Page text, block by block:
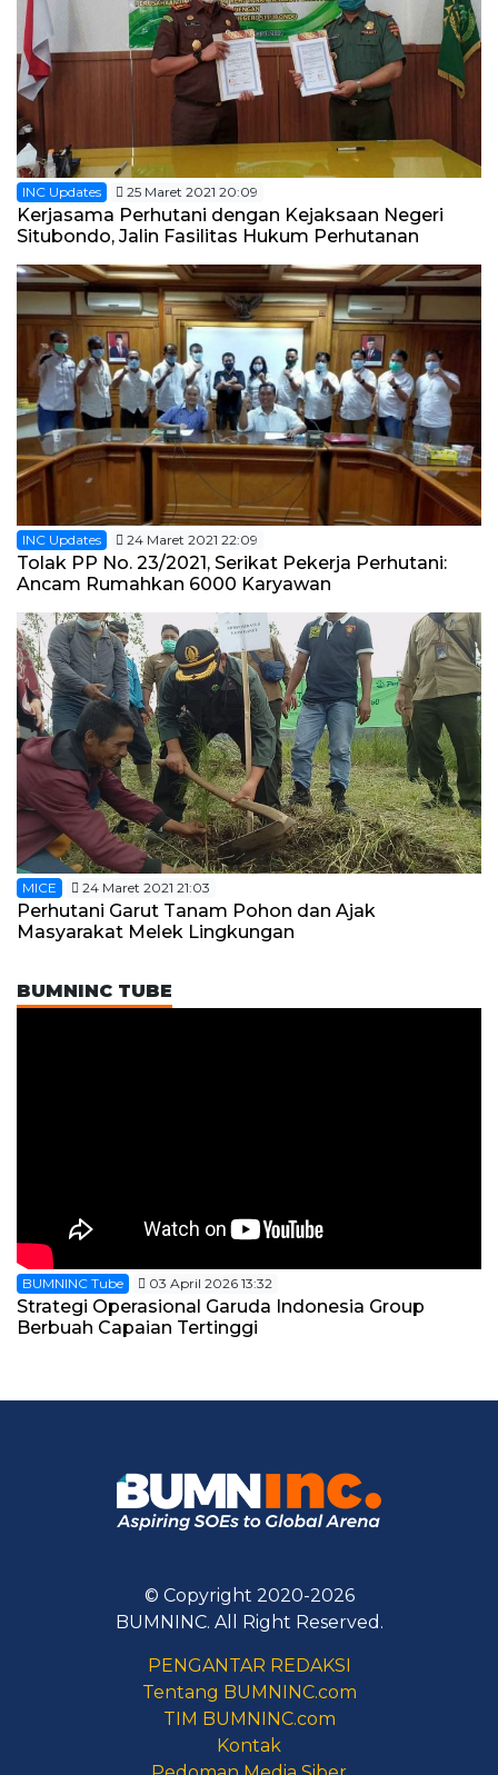
INC Updates 25 Maret 2021 20:09
Kerjasama Perhutani dengan Kejaksaan Negeri
Situbondo, Jalin Fasilitas Hukum Perhutanan
INC Updates 24 Maret 2021 22:09
Tolak PP No. 23/2021, Serikat Pekerja Perhutani:
Ancam Rumahkan 6000 Karyawan
MICE 24 Maret 2021 21:03
Perhutani Garut Tanam Pohon dan Ajak
Masyarakat Melek Lingkungan
BUMNINC TUBE
BUMNINC Tube 03 April 2026 13:32
Strategi Operasional Garuda Indonesia Group
Berbuah Capaian Tertinggi
© Copyright 2020-2026
BUMNINC. All Right Reserved.
PENGANTAR REDAKSI
Tentang BUMNINC.com
TIM BUMNINC.com
Kontak